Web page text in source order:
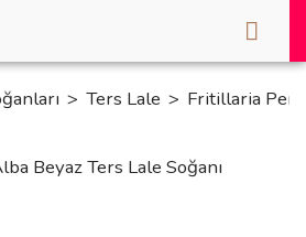
Ters Lale Fritillaria